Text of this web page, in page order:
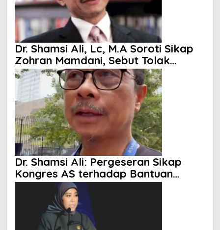
Dr. Shamsi Ali, Lc, M.A Soroti Sikap
Zohran Mamdani, Sebut Tolak
Kenaikan Gaji hingga Berani
Singgung Netanyahu
Dr. Shamsi Ali: Pergeseran Sikap
Kongres AS terhadap Bantuan
Militer ke Israel Mulai Terlihat